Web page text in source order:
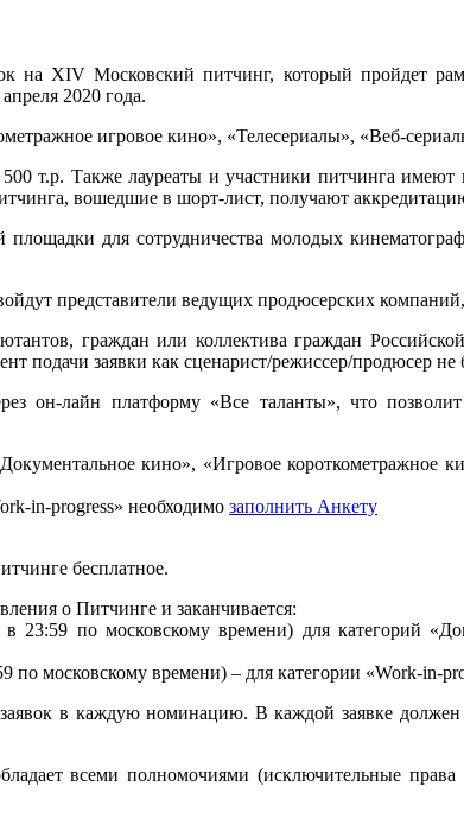
на ХIV Московский питчинг, который пройдет
2020 года.
игровое кино», «Телесериалы», «Веб-
т.р. Также лауреаты и участники питчинга
вошедшие в шорт-лист, получают
площадки для сотрудничества молодых
представители ведущих продюсерских
граждан или коллектива граждан
подачи заявки как сценарист/режиссер/продюсер
он-лайн платформу «Все таланты», что
кино», «Игровое
in-progress» необходимо заполнить Анкету
бесплатное.
о Питчинге и заканчивается:
в 23:59 по московскому времени) для категорий
по московскому времени) – для категории «Work-in-
в каждую номинацию. В каждой заявке
всеми полномочиями (исключительные